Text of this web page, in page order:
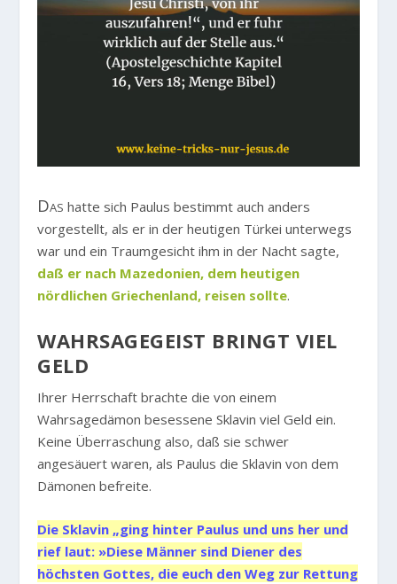
Das hatte sich Paulus bestimmt auch anders
vorgestellt, als er in der heutigen Türkei unterwegs
war und ein Traumgesicht ihm in der Nacht sagte,
daß er nach Mazedonien, dem heutigen
nördlichen Griechenland, reisen sollte.
WAHRSAGEGEIST BRINGT VIEL
GELD
Ihrer Herrschaft brachte die von einem
Wahrsagedämon besessene Sklavin viel Geld ein.
Keine Überraschung also, daß sie schwer
angesäuert waren, als Paulus die Sklavin von dem
Dämonen befreite.
Die Sklavin „ging hinter Paulus und uns her und
rief laut: »Diese Männer sind Diener des
höchsten Gottes, die euch den Weg zur Rettung